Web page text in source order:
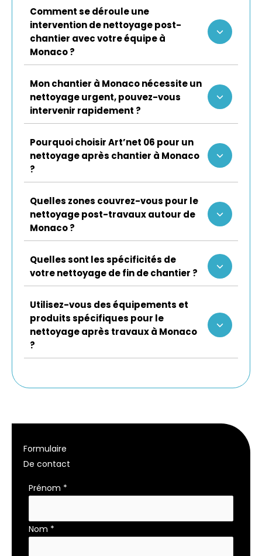
Comment se déroule une
intervention de nettoyage post-
chantier avec votre équipe à
Monaco ?
Mon chantier à Monaco nécessite un
nettoyage urgent, pouvez-vous
intervenir rapidement ?
Pourquoi choisir Art’net 06 pour un
nettoyage après chantier à Monaco
?
Quelles zones couvrez-vous pour le
nettoyage post-travaux autour de
Monaco ?
Quelles sont les spécificités de
votre nettoyage de fin de chantier ?
Utilisez-vous des équipements et
produits spécifiques pour le
nettoyage après travaux à Monaco
?
Formulaire
De contact
Formulaire
Prénom *
Nom *